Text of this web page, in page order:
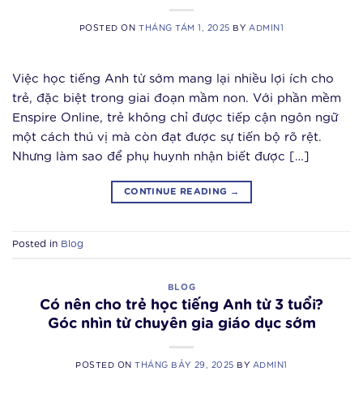
POSTED ONTHÁNG TÁM 1, 2025 BY ADMIN1
Việc học tiếng Anh từ sớm mang lại nhiều lợi ích cho
trẻ, đặc biệt trong giai đoạn mầm non. Với phần mềm
Enspire Online, trẻ không chỉ được tiếp cận ngôn ngữ
một cách thú vị mà còn đạt được sự tiến bộ rõ rệt.
Nhưng làm sao để phụ huynh nhận biết được […]
CONTINUE READING →
Posted in Blog
BLOG
Có nên cho trẻ học tiếng Anh từ 3 tuổi?
Góc nhìn từ chuyên gia giáo dục sớm
POSTED ONTHÁNG BẢY 29, 2025 BY ADMIN1